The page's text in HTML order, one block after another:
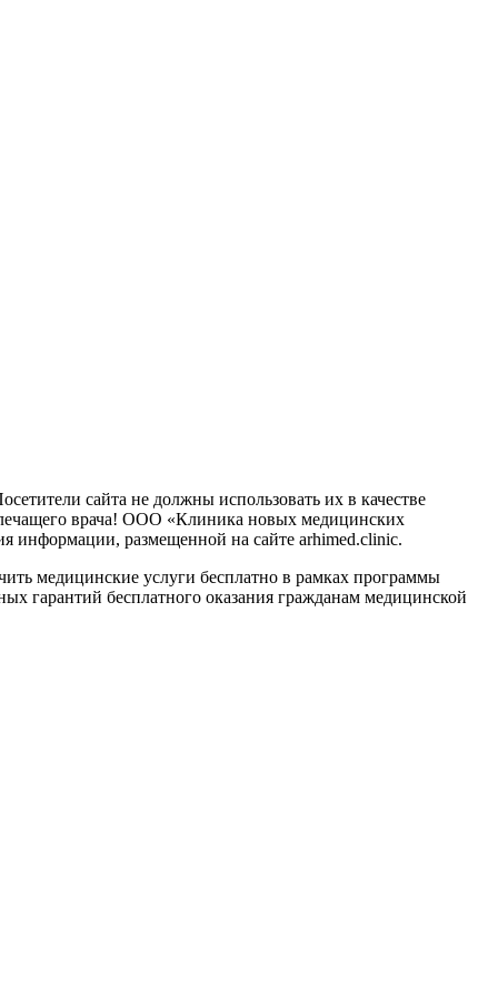
сайта не должны использовать их в качестве
врача! ООО «Клиника новых медицинских
информации, размещенной на сайте arhimed.clinic.
медицинские услуги бесплатно в рамках программы
гарантий бесплатного оказания гражданам медицинской